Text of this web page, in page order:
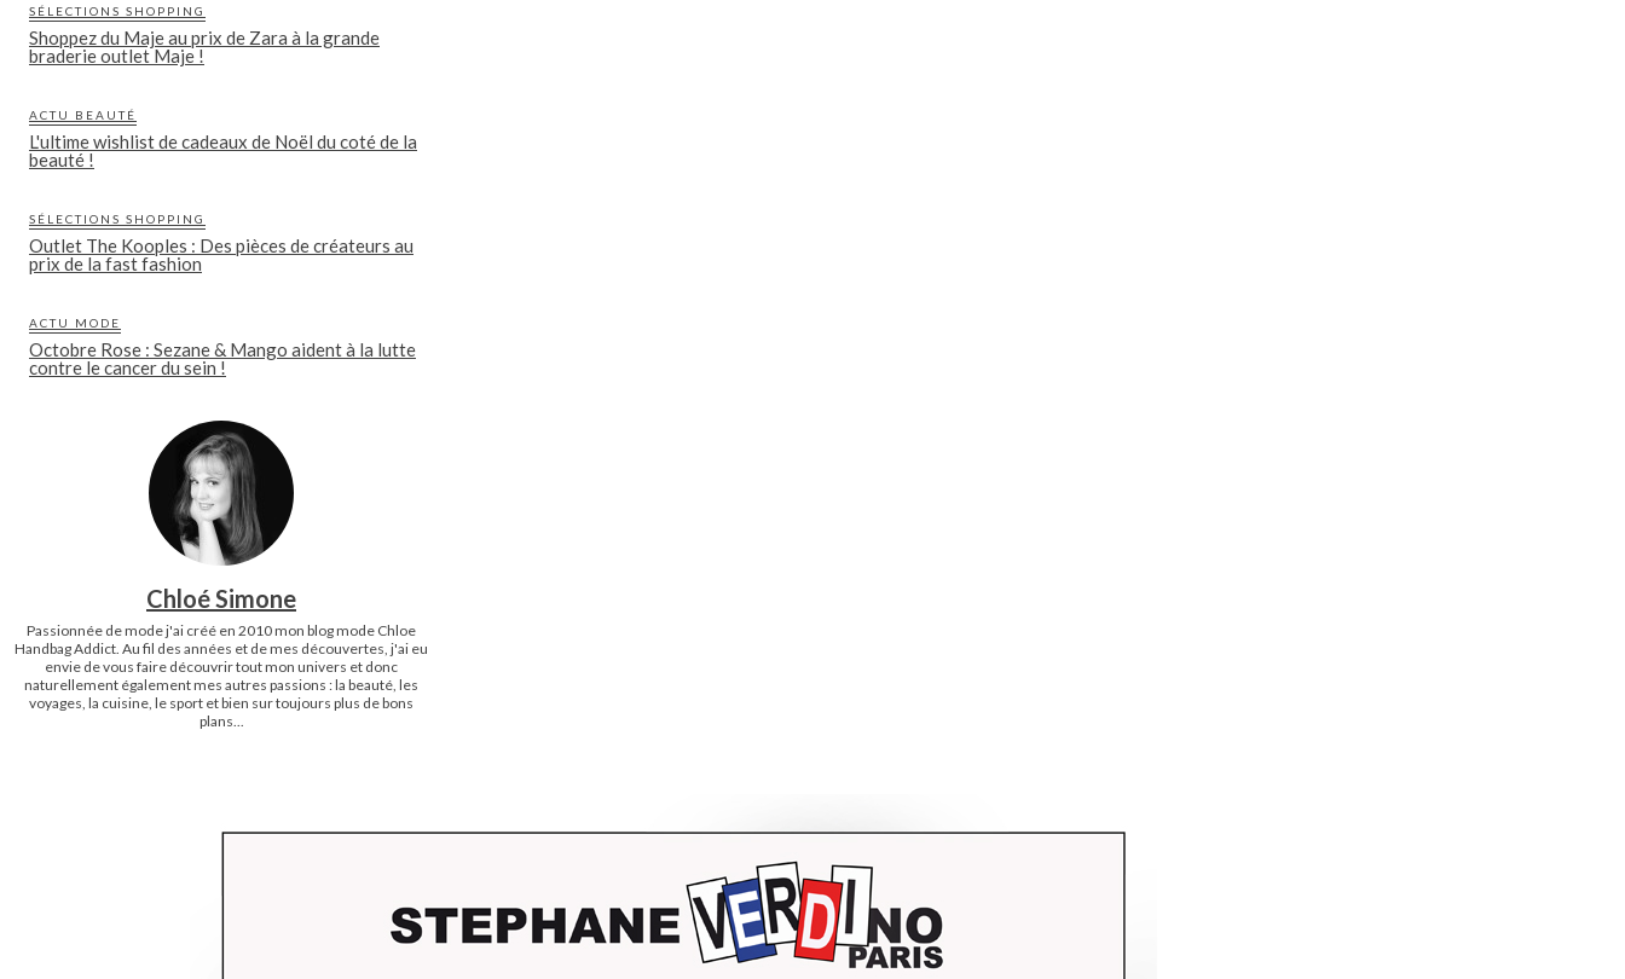
SÉLECTIONS SHOPPING
Shoppez du Maje au prix de Zara à la grande
braderie outlet Maje !
ACTU BEAUTÉ
L'ultime wishlist de cadeaux de Noël du coté de la
beauté !
SÉLECTIONS SHOPPING
Outlet The Kooples : Des pièces de créateurs au
prix de la fast fashion
ACTU MODE
Octobre Rose : Sezane & Mango aident à la lutte
contre le cancer du sein !
Chloé Simone
Passionnée de mode j'ai créé en 2010 mon blog mode Chloe
Handbag Addict. Au fil des années et de mes découvertes, j'ai eu
envie de vous faire découvrir tout mon univers et donc
naturellement également mes autres passions : la beauté, les
voyages, la cuisine, le sport et bien sur toujours plus de bons
plans...